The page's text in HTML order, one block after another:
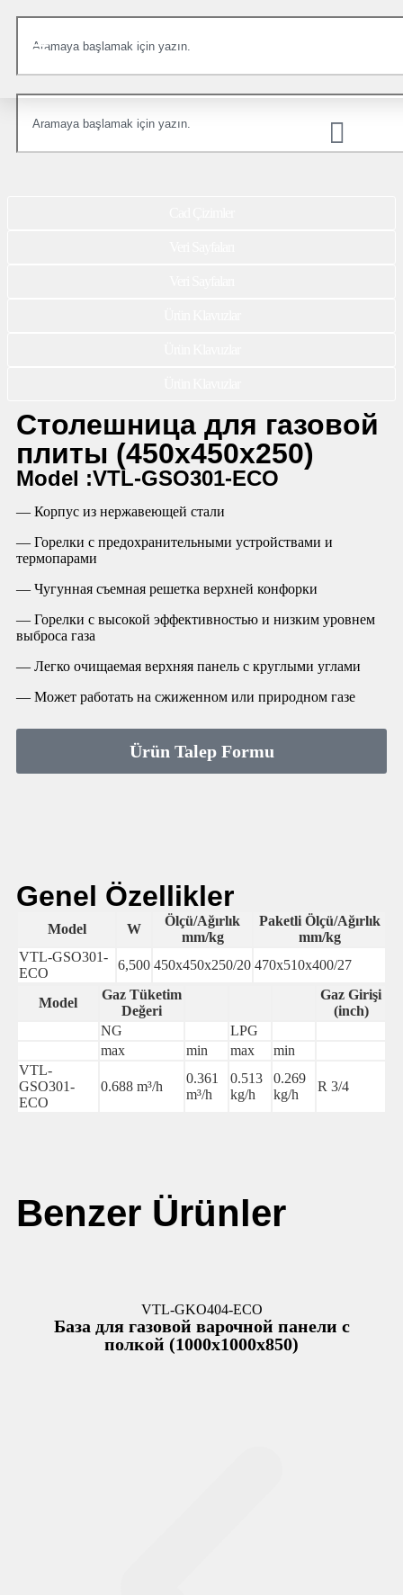
Столешница для газовой
плиты (450x450x250)
Model :VTL-GSO301-ECO
— Корпус из нержавеющей стали
— Горелки с предохранительными устройствами и
термопарами
— Чугунная съемная решетка верхней конфорки
— Горелки с высокой эффективностью и низким уровнем
выброса газа
— Легко очищаемая верхняя панель с круглыми углами
— Может работать на сжиженном или природном газе
Ürün Talep Formu
Genel Özellikler
Model W
Ölçü/Ağırlık
mm/kg
Paketli Ölçü/Ağırlık
mm/kg
VTL-GSO301-
ECO
6,500 450x450x250/20 470x510x400/27
Model
Gaz Tüketim
Değeri
Gaz Girişi
(inch)
NG
LPG
max
min max
min
VTL-
GSO301-
ECO
0.688 m³/h
0.361
m³/h
0.513
kg/h
0.269
kg/h
R 3/4
Benzer Ürünler
VTL-GKO404-ECO
База для газовой варочной панели с
полкой (1000x1000x850)